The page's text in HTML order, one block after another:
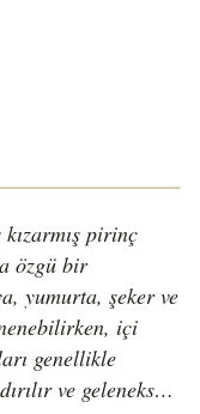
pirinç
özgü bir
yumurta, şeker ve
içi
genellikle
ve geleneksel